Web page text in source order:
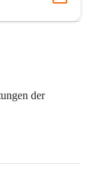
der